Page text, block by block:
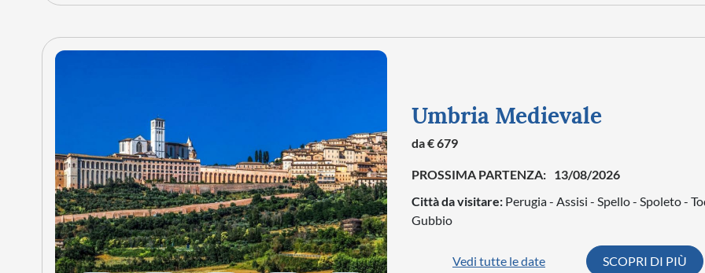
Umbria Medievale
da € 679
PROSSIMA PARTENZA: 13/08/2026
Città da visitare: Perugia - Assisi - Spello - Spoleto -
Gubbio
Vedi tutte le date SCOPRI DI PIÙ